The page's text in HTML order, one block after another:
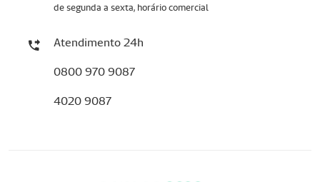
de segunda a sexta, horário comercial
Atendimento 24h
0800 970 9087
4020 9087